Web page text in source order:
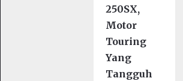
250SX,
Motor
Touring
Yang
Tangguh